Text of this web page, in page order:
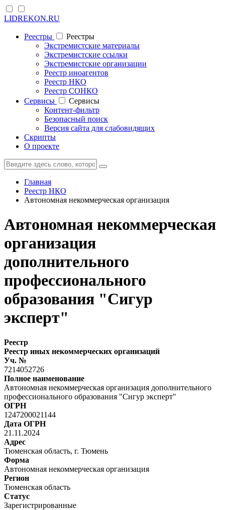
LIDREKON.RU
Реестры
Реестры
Экстремистские материалы
Экстремистские ссылки
Экстремистские организации
Реестр иноагентов
Реестр НКО
Реестр СОНКО
Cервисы
Cервисы
Контент-фильтр
Безопасный поиск
Версия сайта для слабовидящих
Скрипты
О проекте
Главная
Реестр НКО
Автономная некоммерческая организация
Автономная некоммерческая
организация
дополнительного
профессионального
образования "Сигур
эксперт"
Реестр
Реестр иных некоммерческих организаций
Уч. №
7214052726
Полное наименование
Автономная некоммерческая организация дополнительного
профессионального образования "Сигур эксперт"
ОГРН
1247200021144
Дата ОГРН
21.11.2024
Адрес
Тюменская область, г. Тюмень
Форма
Автономная некоммерческая организация
Регион
Тюменская область
Статус
Зарегистрированные